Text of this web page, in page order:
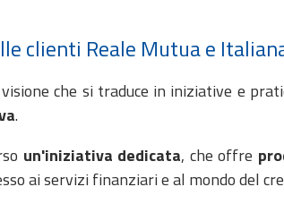
clienti Reale Mutua e
che si traduce in iniziative e
.
un'iniziativa dedicata, che offre
ai servizi finanziari e al mondo del